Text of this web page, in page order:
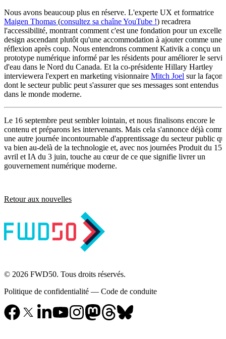
Nous avons beaucoup plus en réserve. L'experte UX et formatrice
Maigen Thomas (consultez sa chaîne YouTube !) recadrera
l'accessibilité, montrant comment c'est une fondation pour un
design ascendant plutôt qu'une accommodation à ajouter comme une
réflexion après coup. Nous entendrons comment Kativik a conçu un
prototype numérique informé par les résidents pour améliorer le
d'eau dans le Nord du Canada. Et la co-présidente Hillary Hartley
interviewera l'expert en marketing visionnaire Mitch Joel sur la façon
dont le secteur public peut s'assurer que ses messages sont entendus
dans le monde moderne.
Le 16 septembre peut sembler lointain, et nous finalisons encore le
contenu et préparons les intervenants. Mais cela s'annonce déjà
une autre journée incontournable d'apprentissage du secteur public
va bien au-delà de la technologie et, avec nos journées Produit du 15
avril et IA du 3 juin, touche au cœur de ce que signifie livrer un
gouvernement numérique moderne.
Retour aux nouvelles
© 2026 FWD50. Tous droits réservés.
Politique de confidentialité — Code de conduite